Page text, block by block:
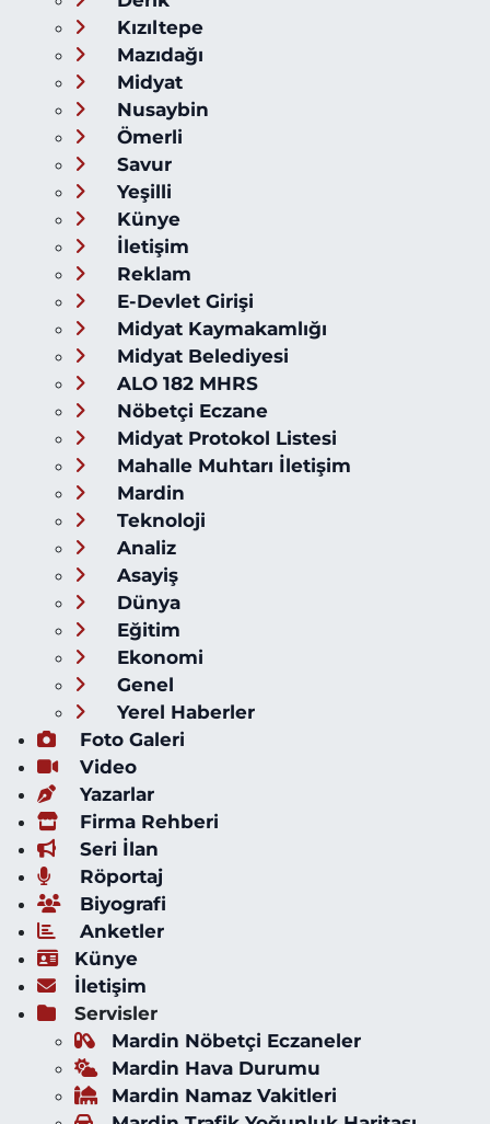
Kızıltepe
Mazıdağı
Midyat
Nusaybin
Ömerli
Savur
Yeşilli
Künye
İletişim
Reklam
E-Devlet Girişi
Midyat Kaymakamlığı
Midyat Belediyesi
ALO 182 MHRS
Nöbetçi Eczane
Midyat Protokol Listesi
Mahalle Muhtarı İletişim
Mardin
Teknoloji
Analiz
Asayiş
Dünya
Eğitim
Ekonomi
Genel
Yerel Haberler
Foto Galeri
Video
Yazarlar
Firma Rehberi
Seri İlan
Röportaj
Biyografi
Anketler
Künye
İletişim
Servisler
Mardin Nöbetçi Eczaneler
Mardin Hava Durumu
Mardin Namaz Vakitleri